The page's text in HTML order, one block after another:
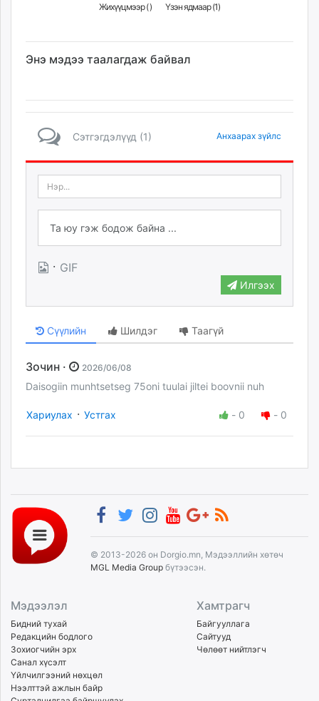
Жихүүцмээр () Үзэн ядмаар (1)
Энэ мэдээ таалагдаж байвал
Сэтгэгдэлүүд (1) Анхаарах зүйлс
· GIF
Илгээх
Сүүлийн Шилдэг Таагүй
Зочин · 2026/06/08
Daisogiin munhtsetseg 75oni tuulai jiltei boovnii nuh
Хариулах · Устгах - 0 - 0
© 2013-2026 он Dorgio.mn, Мэдээллийн хөтөч
MGL Media Group бүтээсэн.
Мэдээлэл
Бидний тухай
Редакцийн бодлого
Зохиогчийн эрх
Санал хүсэлт
Үйлчилгээний нөхцөл
Нээлттэй ажлын байр
Хамтрагч
Байгууллага
Сайтууд
Чөлөөт нийтлэгч